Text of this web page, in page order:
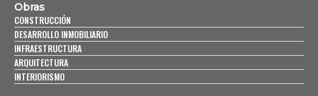
Obras
CONSTRUCCIÓN
DESARROLLO INMOBILIARIO
INFRAESTRUCTURA
ARQUITECTURA
INTERIORISMO